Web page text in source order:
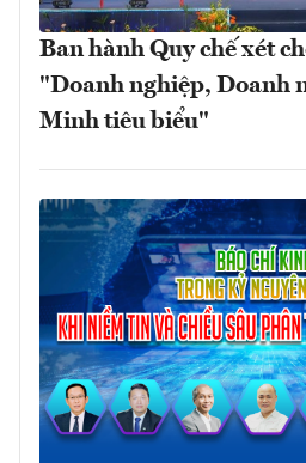
Ban hành Quy chế xét
"Doanh nghiệp, Doanh
Minh tiêu biểu"